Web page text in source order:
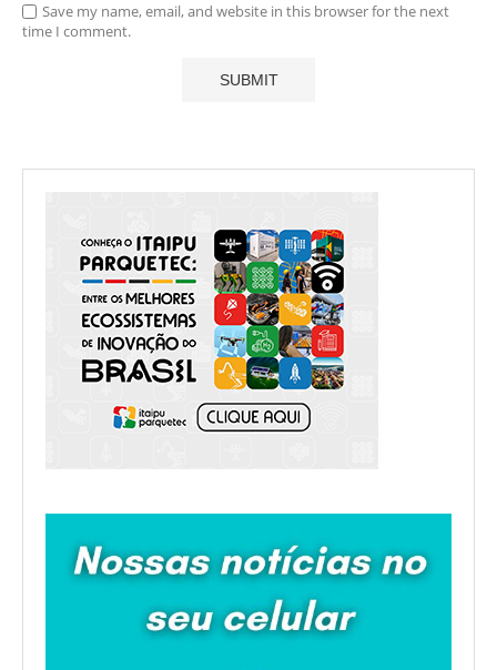
Save my name, email, and website in this browser for the next
time I comment.